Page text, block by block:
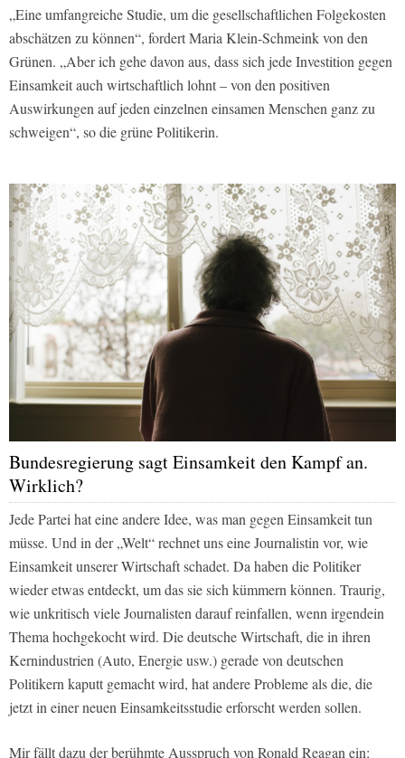
„Eine umfangreiche Studie, um die gesellschaftlichen Folgekosten
abschätzen zu können“, fordert Maria Klein-Schmeink von den
Grünen. „Aber ich gehe davon aus, dass sich jede Investition gegen
Einsamkeit auch wirtschaftlich lohnt – von den positiven
Auswirkungen auf jeden einzelnen einsamen Menschen ganz zu
schweigen“, so die grüne Politikerin.
Bundesregierung sagt Einsamkeit den Kampf an.
Wirklich?
Jede Partei hat eine andere Idee, was man gegen Einsamkeit tun
müsse. Und in der „Welt“ rechnet uns eine Journalistin vor, wie
Einsamkeit unserer Wirtschaft schadet. Da haben die Politiker
wieder etwas entdeckt, um das sie sich kümmern können. Traurig,
wie unkritisch viele Journalisten darauf reinfallen, wenn irgendein
Thema hochgekocht wird. Die deutsche Wirtschaft, die in ihren
Kernindustrien (Auto, Energie usw.) gerade von deutschen
Politikern kaputt gemacht wird, hat andere Probleme als die, die
jetzt in einer neuen Einsamkeitsstudie erforscht werden sollen.
Mir fällt dazu der berühmte Ausspruch von Ronald Reagan ein: